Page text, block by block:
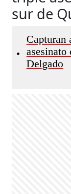
sur de
•
Capturan
Delgado